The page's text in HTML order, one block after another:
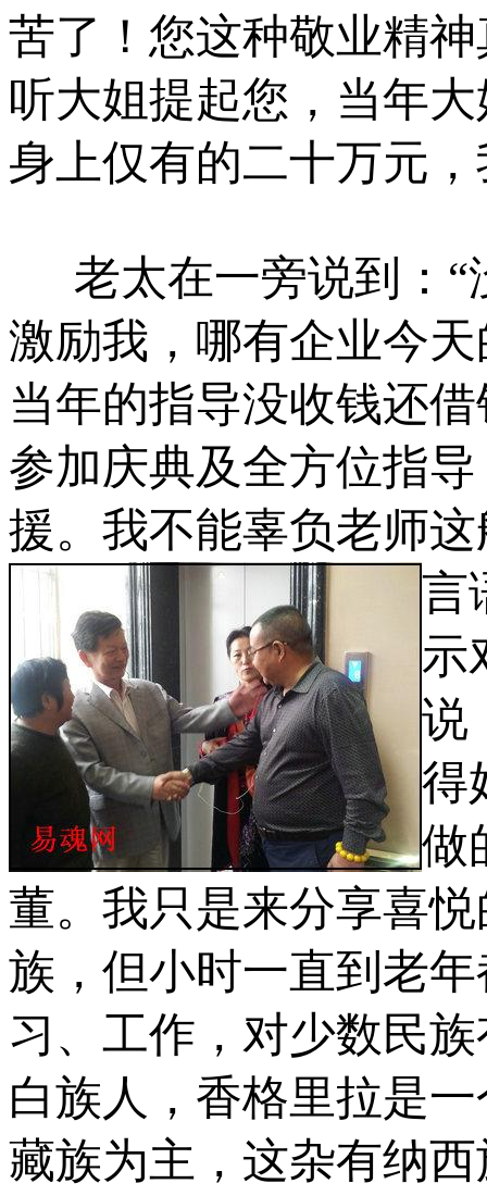
苦了！您这种敬业精
听大姐提起您，当年
身上仅有的二十万元
老太在一旁说到：“
激励我，哪有企业今
当年的指导没收钱还
参加庆典及全方位指
援。我不能辜负老师
言
示
说
得
做
董。我只是来分享喜
族，但小时一直到老
习、工作，对少数民
白族人，香格里拉是
藏族为主，这杂有纳